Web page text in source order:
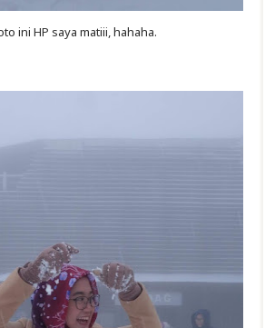
ini HP saya matiii, hahaha.